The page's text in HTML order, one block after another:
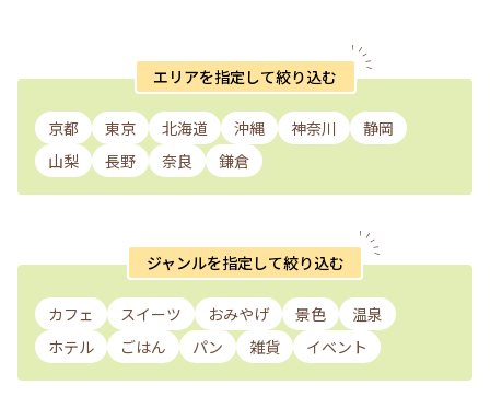
エリアを指定して絞り込む
京都 東京 北海道 沖縄 神奈川
静岡
山梨
長野 奈良 鎌倉
ジャンルを指定して絞り込む
カフェ スイーツ おみやげ 景色
温泉
ホテル
ごはん パン 雑貨 イベント